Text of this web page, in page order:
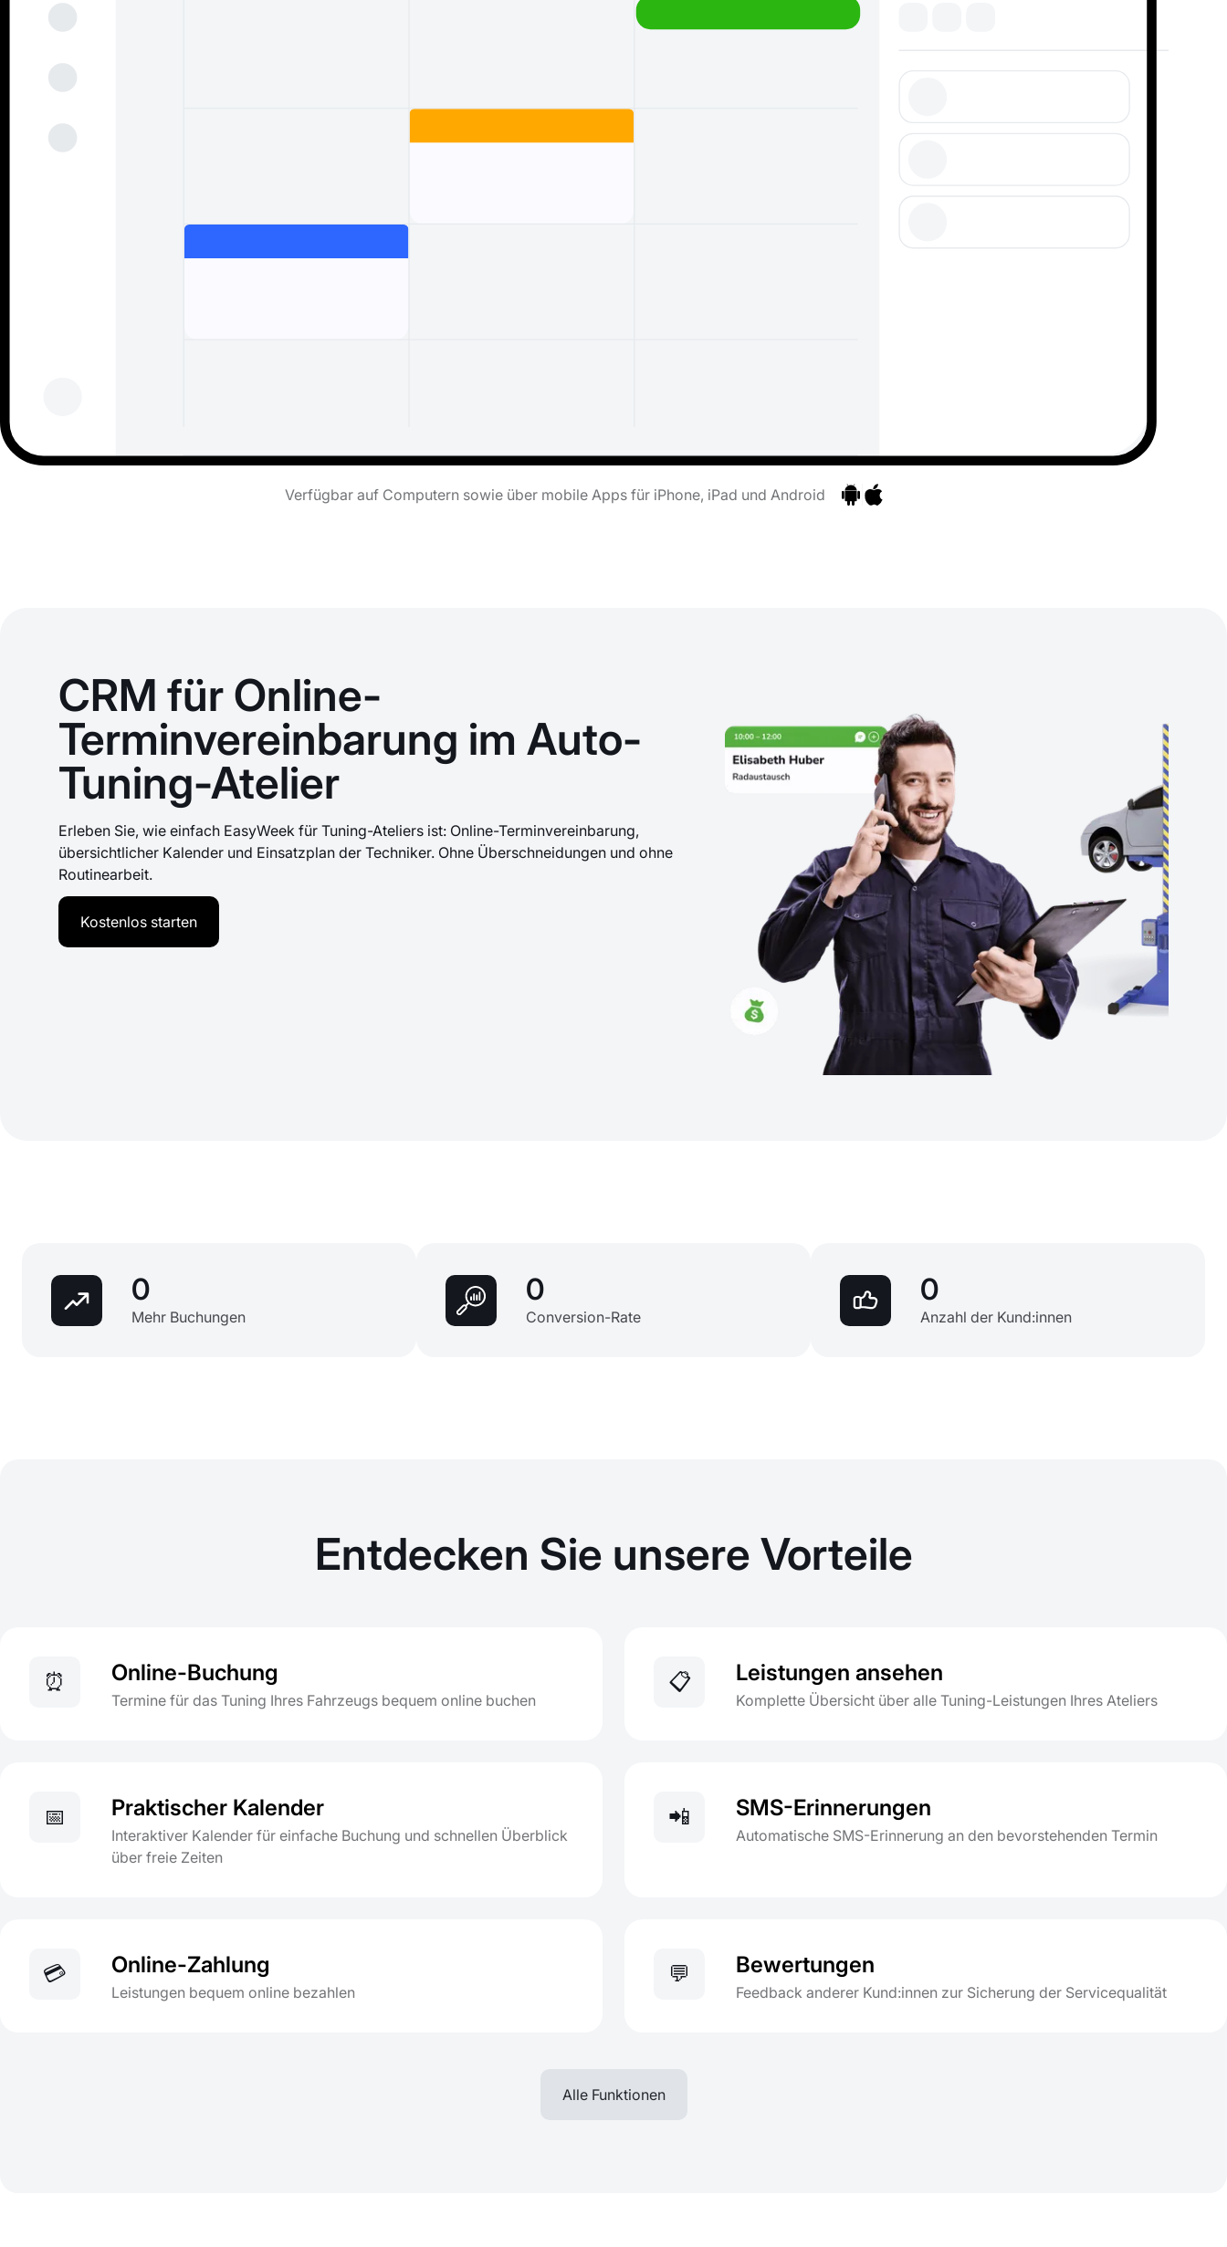
Verfügbar auf Computern sowie über mobile Apps für iPhone, iPad und Android
CRM für Online-
Terminvereinbarung im Auto-
Tuning-Atelier
Erleben Sie, wie einfach EasyWeek für Tuning-Ateliers ist: Online-Terminvereinbarung,
übersichtlicher Kalender und Einsatzplan der Techniker. Ohne Überschneidungen und ohne
Routinearbeit.
Kostenlos starten
0
Mehr Buchungen
0
Conversion-Rate
0
Anzahl der Kund:innen
Entdecken Sie unsere Vorteile
⏰ Online-Buchung
Termine für das Tuning Ihres Fahrzeugs bequem online buchen
📋 Leistungen ansehen
Komplette Übersicht über alle Tuning-Leistungen Ihres Ateliers
📅 Praktischer Kalender
Interaktiver Kalender für einfache Buchung und schnellen Überblick
über freie Zeiten
📲 SMS-Erinnerungen
Automatische SMS-Erinnerung an den bevorstehenden Termin
💳 Online-Zahlung
Leistungen bequem online bezahlen
💬 Bewertungen
Feedback anderer Kund:innen zur Sicherung der Servicequalität
Alle Funktionen